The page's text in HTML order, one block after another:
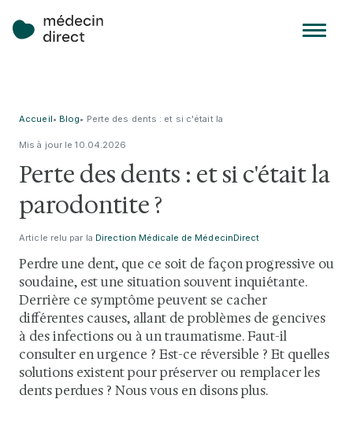
Accueil• Blog• Perte des dents : et si c'était la
Perte des dents : et si c'était la
parodontite ?
Mis à jour le10.04.2026
Article relu par la Direction Médicale de MédecinDirect
Perdre une dent, que ce soit de façon progressive ou
soudaine, est une situation souvent inquiétante.
Derrière ce symptôme peuvent se cacher
différentes causes, allant de problèmes de gencives
à des infections ou à un traumatisme. Faut-il
consulter en urgence ? Est-ce réversible ? Et quelles
solutions existent pour préserver ou remplacer les
dents perdues ? Nous vous en disons plus.